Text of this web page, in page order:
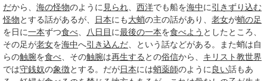
だから、 海の怪物のように 見られ、 西洋でも船を海中に引きずり込む
怪物とする話があるが、 日本にも大蛸の主の話があり、 老女が蛸の足
を日に一本ずつ食べ、 八日目 に最後の一本を食べよう としたところ、
その足が老女を海中へ引き込んだ、という話などがある。また蛸は自
らの触腕を食べ、その触腕は再生する との俗信から、
キリスト教世界
では守銭奴の象徴とする。だが日本には蛸薬師のように 良い話もあ